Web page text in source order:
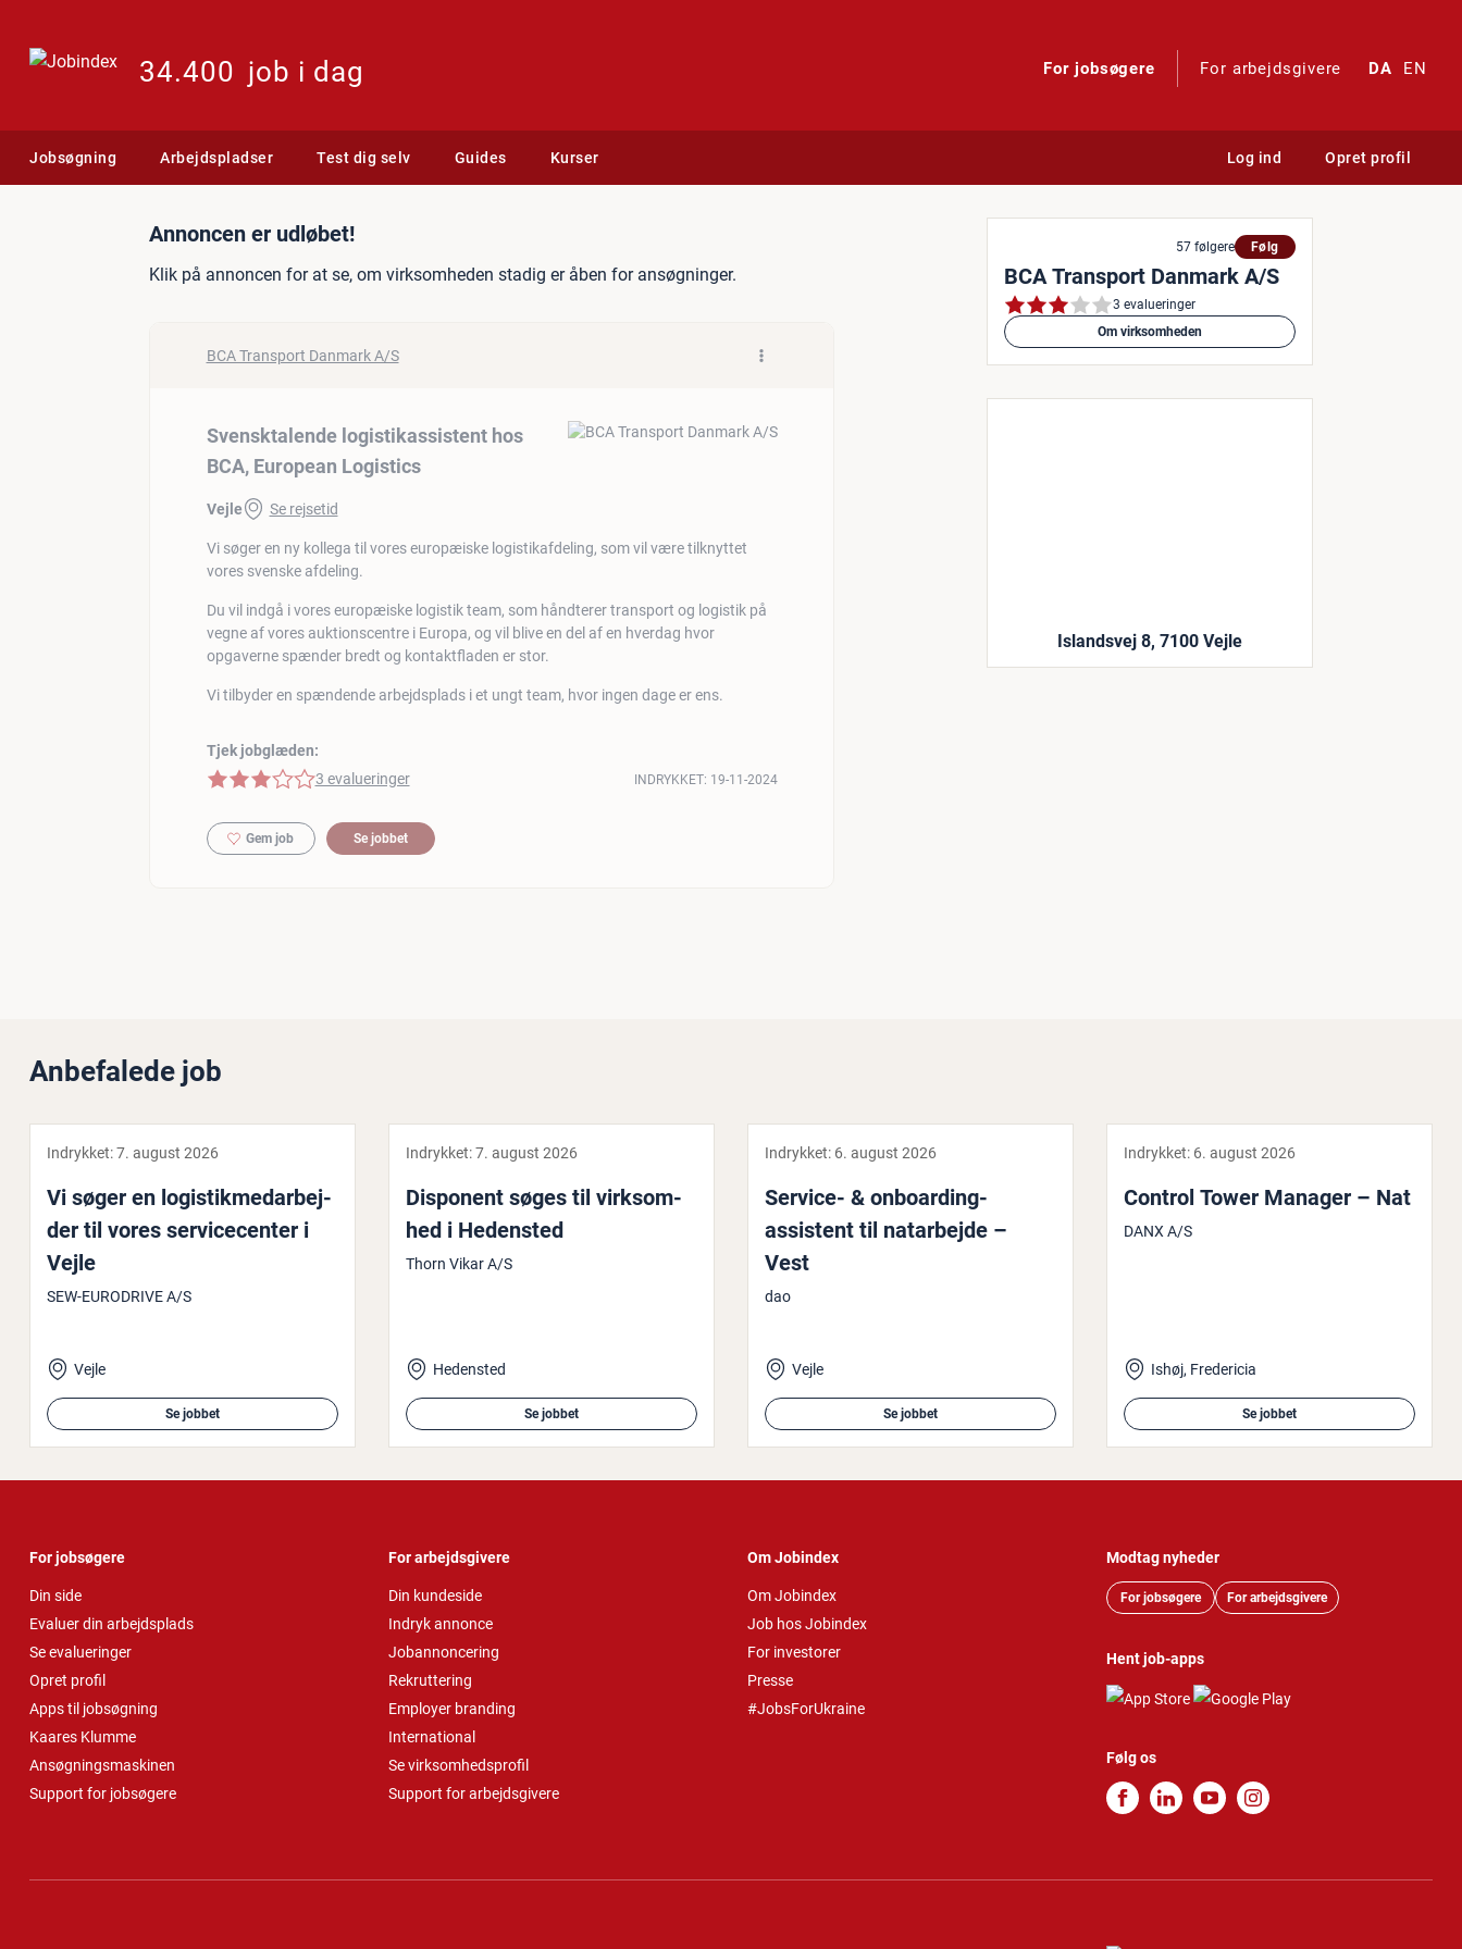
34.400 job i dag For jobsøgere For arbejdsgivere DA EN
Jobsøgning Arbejdspladser Test dig selv Guides Kurser Log ind Opret profil
Jobannonce: Svensktalende logistikassistent hos BCA, European Logistics
Annoncen er udløbet!
Klik på annoncen for at se, om virksomheden stadig er åben for ansøgninger.
BCA Transport Danmark A/S
Svensktalende logistikassistent hos
BCA, European Logistics
Vejle Se rejsetid
Vi søger en ny kollega til vores europæiske logistikafdeling, som vil være tilknyttet
vores svenske afdeling.
Du vil indgå i vores europæiske logistik team, som håndterer transport og logistik på
vegne af vores auktionscentre i Europa, og vil blive en del af en hverdag hvor
opgaverne spænder bredt og kontaktfladen er stor.
Vi tilbyder en spændende arbejdsplads i et ungt team, hvor ingen dage er ens.
Tjek jobglæden:
3 af 5 stjerner
3 evalueringer INDRYKKET: 19-11-2024
Gem job Se jobbet
57 følgere Følg
BCA Transport Danmark A/S
3 evalueringer
Om virksomheden
Islandsvej 8, 7100 Vejle
Anbefalede job
Indrykket:7. august 2026
Vi søger en lo­gi­stik­me­d­ar­bej­
der til vores ser­vi­ce­cen­ter i
Vejle
SEW-EURODRIVE A/S
Vejle
Se jobbet
Indrykket:7. august 2026
Disponent søges til virk­som­
hed i Hedensted
Thorn Vikar A/S
Hedensted
Se jobbet
Indrykket: 6. august 2026
Service- & on­bo­ar­ding-
assistent til na­t­a­r­bej­de –
Vest
dao
Vejle
Se jobbet
Indrykket: 6. august 2026
Control Tower Manager – Nat
DANX A/S
Ishøj, Fredericia
Se jobbet
For jobsøgere
Din side
Evaluer din arbejdsplads
Se evalueringer
Opret profil
Apps til jobsøgning
Kaares Klumme
Ansøgningsmaskinen
Support for jobsøgere
For arbejdsgivere
Din kundeside
Indryk annonce
Jobannoncering
Rekruttering
Employer branding
International
Se virksomhedsprofil
Support for arbejdsgivere
Om Jobindex
Om Jobindex
Job hos Jobindex
For investorer
Presse
#JobsForUkraine
Modtag nyheder
For jobsøgere For arbejdsgivere
Hent job-apps
Følg os